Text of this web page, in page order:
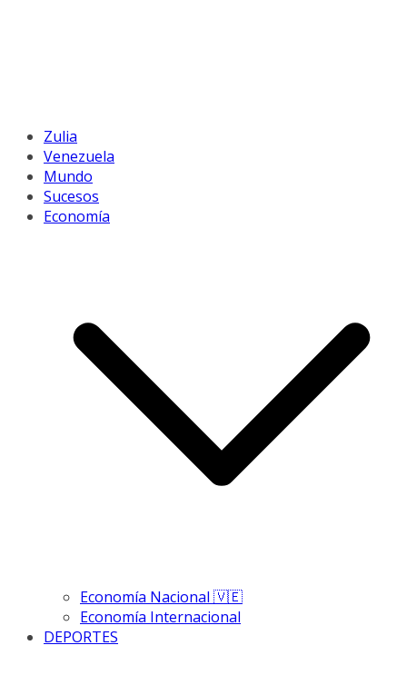
Zulia
Venezuela
Mundo
Sucesos
Economía
Economía Nacional 🇻🇪
Economía Internacional
DEPORTES